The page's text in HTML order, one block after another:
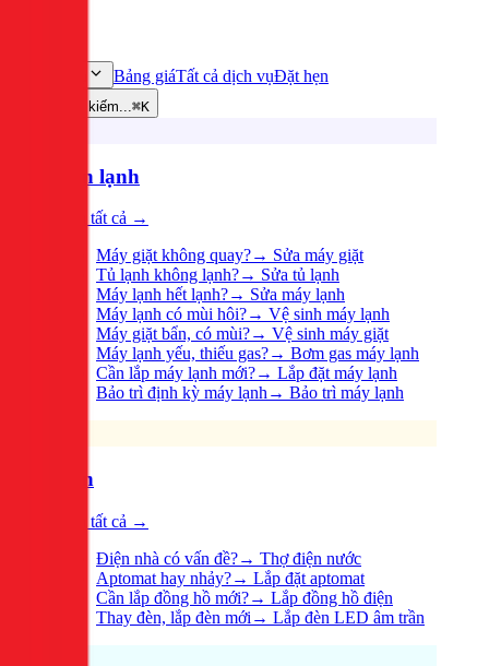
Bảng giáTất cả dịch vụĐặt hẹn
Tìm kiếm...⌘K
Điện lạnh
Xem tất cả →
Máy giặt không quay?→ Sửa máy giặt
Tủ lạnh không lạnh?→ Sửa tủ lạnh
Máy lạnh hết lạnh?→ Sửa máy lạnh
Máy lạnh có mùi hôi?→ Vệ sinh máy lạnh
Máy giặt bẩn, có mùi?→ Vệ sinh máy giặt
Máy lạnh yếu, thiếu gas?→ Bơm gas máy lạnh
Cần lắp máy lạnh mới?→ Lắp đặt máy lạnh
Bảo trì định kỳ máy lạnh→ Bảo trì máy lạnh
Điện
Xem tất cả →
Điện nhà có vấn đề?→ Thợ điện nước
Aptomat hay nhảy?→ Lắp đặt aptomat
Cần lắp đồng hồ mới?→ Lắp đồng hồ điện
Thay đèn, lắp đèn mới → Lắp đèn LED âm trần